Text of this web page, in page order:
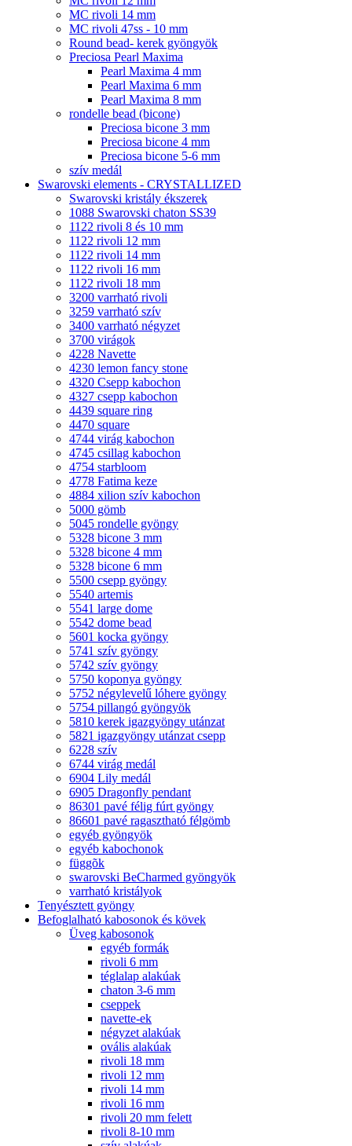
MC rivoli 14 mm
MC rivoli 47ss - 10 mm
Round bead- kerek gyöngyök
Preciosa Pearl Maxima
Pearl Maxima 4 mm
Pearl Maxima 6 mm
Pearl Maxima 8 mm
rondelle bead (bicone)
Preciosa bicone 3 mm
Preciosa bicone 4 mm
Preciosa bicone 5-6 mm
szív medál
Swarovski elements - CRYSTALLIZED
Swarovski kristály ékszerek
1088 Swarovski chaton SS39
1122 rivoli 8 és 10 mm
1122 rivoli 12 mm
1122 rivoli 14 mm
1122 rivoli 16 mm
1122 rivoli 18 mm
3200 varrható rivoli
3259 varrható szív
3400 varrható négyzet
3700 virágok
4228 Navette
4230 lemon fancy stone
4320 Csepp kabochon
4327 csepp kabochon
4439 square ring
4470 square
4744 virág kabochon
4745 csillag kabochon
4754 starbloom
4778 Fatima keze
4884 xilion szív kabochon
5000 gömb
5045 rondelle gyöngy
5328 bicone 3 mm
5328 bicone 4 mm
5328 bicone 6 mm
5500 csepp gyöngy
5540 artemis
5541 large dome
5542 dome bead
5601 kocka gyöngy
5741 szív gyöngy
5742 szív gyöngy
5750 koponya gyöngy
5752 négylevelű lóhere gyöngy
5754 pillangó gyöngyök
5810 kerek igazgyöngy utánzat
5821 igazgyöngy utánzat csepp
6228 szív
6744 virág medál
6904 Lily medál
6905 Dragonfly pendant
86301 pavé félig fúrt gyöngy
86601 pavé ragasztható félgömb
egyéb gyöngyök
egyéb kabochonok
függõk
swarovski BeCharmed gyöngyök
varrható kristályok
Tenyésztett gyöngy
Befoglalható kabosonok és kövek
Üveg kabosonok
egyéb formák
rivoli 6 mm
téglalap alakúak
chaton 3-6 mm
cseppek
navette-ek
négyzet alakúak
ovális alakúak
rivoli 18 mm
rivoli 12 mm
rivoli 14 mm
rivoli 16 mm
rivoli 20 mm felett
rivoli 8-10 mm